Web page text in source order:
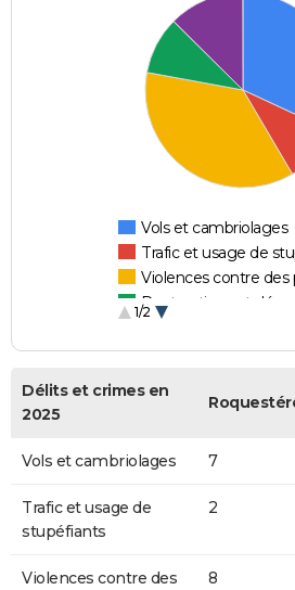
Vols et cambriolages
Trafic et usage de
Violences contre des
Destructions et
1/2
Délits et crimes en
2025
Vols et cambriolages 7
Trafic et usage de
stupéfiants
2
Violences contre des
8